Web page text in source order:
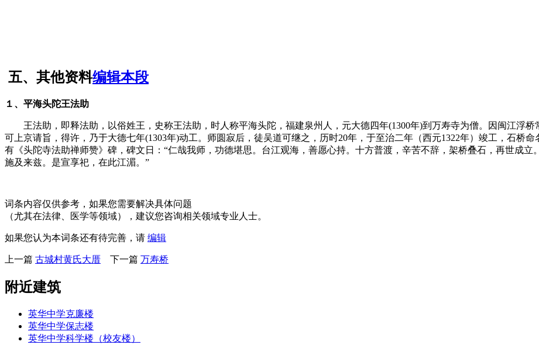
五、其他资料编辑本段
１、平海头陀王法助
王法助，即释法助，以俗姓王，史称王法助，时人称平海头陀，福建泉州人，元大德四年(1300年)到万寿寺为僧。因闽江浮桥
可上京请旨，得许，乃于大德七年(1303年)动工。师圆寂后，徒吴道可继之，历时20年，于至治二年（西元1322年）竣工，石桥
有《头陀寺法助禅师赞》碑，碑文日：“仁哉我师，功德堪思。台江观海，善愿心持。十方普渡，辛苦不辞，架桥叠石，再世成立
施及来兹。是宣享祀，在此江湄。”
词条内容仅供参考，如果您需要解决具体问题
（尤其在法律、医学等领域），建议您咨询相关领域专业人士。
如果您认为本词条还有待完善，请 编辑
上一篇 古城村黄氏大厝 下一篇 万寿桥
附近建筑
英华中学克廉楼
英华中学保志楼
英华中学科学楼（校友楼）